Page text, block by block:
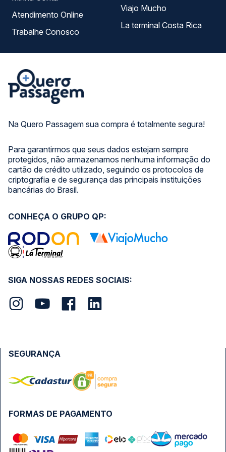
Na Quero Passagem sua compra é totalmente segura!
Para garantirmos que seus dados estejam sempre
protegidos, não armazenamos nenhuma informação do
cartão de crédito utilizado, seguindo os protocolos de
criptografia e de segurança das principais instituições
bancárias do Brasil.
Atendimento Online
Trabalhe Conosco
Viajo Mucho
La terminal Costa Rica
SIGA NOSSAS REDES SOCIAIS:
CONHEÇA O GRUPO QP:
FORMAS DE PAGAMENTO
SEGURANÇA